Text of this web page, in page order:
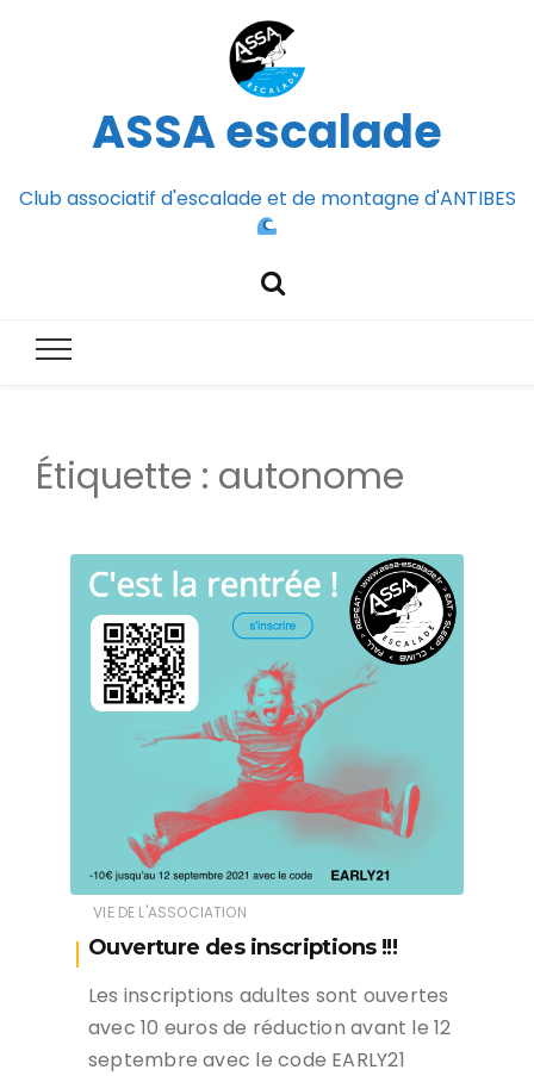
ASSA escalade
Club associatif d'escalade et de montagne d'ANTIBES
Étiquette : autonome
VIE DE L'ASSOCIATION
Ouverture des inscriptions !!!
Les inscriptions adultes sont ouvertes
avec 10 euros de réduction avant le 12
septembre avec le code EARLY21